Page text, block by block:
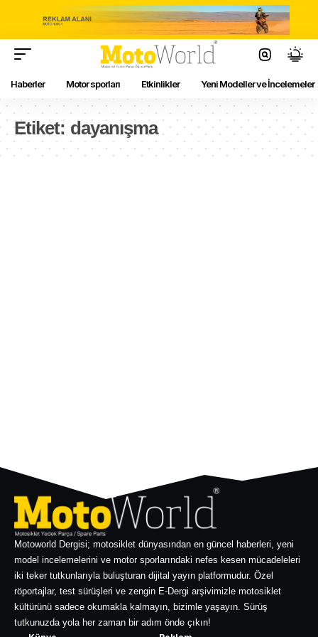
Haberler Motor sporları Etkinlikler Yeni Modeller ve İncelemeler
Etiket: dayanışma
Motoworld Dergisi; motosiklet dünyasından en güncel haberleri, yeni
model incelemelerini ve motor sporlarındaki nefes kesen mücadeleleri
iki teker tutkunlarıyla buluşturan dijital yayın platformudur. Özel
röportajlar, test sürüşleri ve zengin E-Dergi arşivimizle motosiklet
kültürünü sadece okumakla kalmayın, bizimle yaşayın. Sürüş
tutkunuzda yola her zaman bir adım önde çıkın!